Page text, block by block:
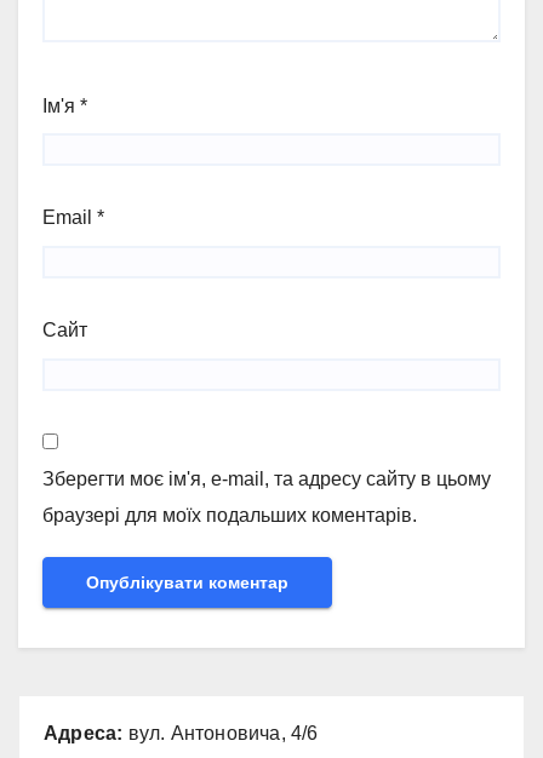
Ім'я *
Email *
Сайт
Зберегти моє ім'я, e-mail, та адресу сайту в цьому
браузері для моїх подальших коментарів.
Адреса: вул. Антоновича, 4/6